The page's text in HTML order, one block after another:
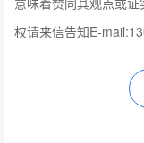
权请来信告知E-